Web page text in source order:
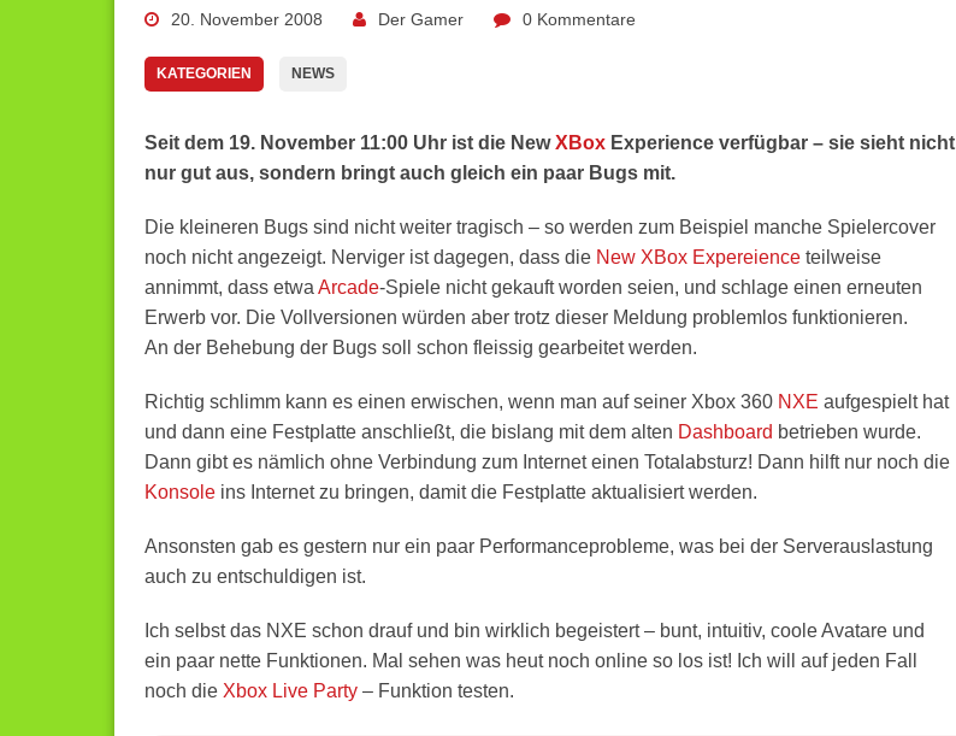
20. November 2008 Der Gamer 0 Kommentare
KATEGORIEN NEWS
Seit dem 19. November 11:00 Uhr ist die NewXBoxExperience verfügbar – sie sieht nicht
nur gut aus, sondern bringt auch gleich ein paar Bugs mit.
Die kleineren Bugs sind nicht weiter tragisch – so werden zum Beispiel manche Spielercover
noch nicht angezeigt. Nerviger ist dagegen, dass die New XBox Expereienceteilweise
annimmt, dass etwa Arcade-Spiele nicht gekauft worden seien, und schlage einen erneuten
Erwerb vor. Die Vollversionen würden aber trotz dieser Meldung problemlos funktionieren.
An der Behebung der Bugs soll schon fleissig gearbeitet werden.
Richtig schlimm kann es einen erwischen, wenn man auf seiner Xbox 360 NXE aufgespielt hat
und dann eine Festplatte anschließt, die bislang mit dem alten Dashboard betrieben wurde.
Dann gibt es nämlich ohne Verbindung zum Internet einen Totalabsturz! Dann hilft nur noch die
Konsoleins Internet zu bringen, damit die Festplatte aktualisiert werden.
Ansonsten gab es gestern nur ein paar Performanceprobleme, was bei der Serverauslastung
auch zu entschuldigen ist.
Ich selbst das NXE schon drauf und bin wirklich begeistert – bunt, intuitiv, coole Avatare und
ein paar nette Funktionen. Mal sehen was heut noch online so los ist! Ich will auf jeden Fall
noch die Xbox Live Party– Funktion testen.